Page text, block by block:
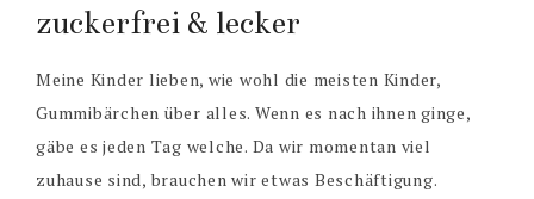
zuckerfrei & lecker
Meine Kinder lieben, wie wohl die meisten Kinder,
Gummibärchen über alles. Wenn es nach ihnen ginge,
gäbe es jeden Tag welche. Da wir momentan viel
zuhause sind, brauchen wir etwas Beschäftigung.